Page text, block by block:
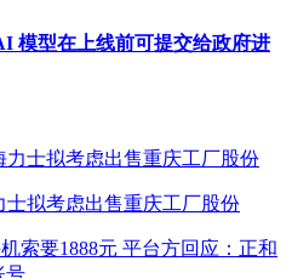
模型在上线前可提交给政府进
拟考虑出售重庆工厂股份